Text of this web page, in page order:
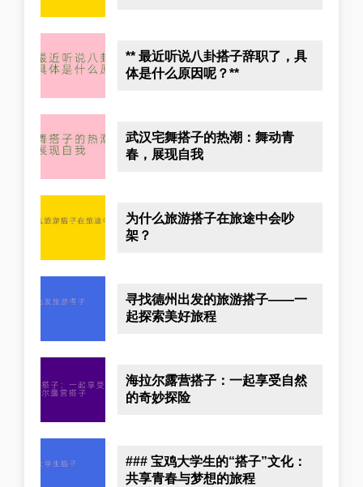
** 最近听说八卦搭子辞职了，具
体是什么原因呢？**
武汉宅舞搭子的热潮：舞动青
春，展现自我
为什么旅游搭子在旅途中会吵
架？
寻找德州出发的旅游搭子——一
起探索美好旅程
海拉尔露营搭子：一起享受自然
的奇妙探险
### 宝鸡大学生的“搭子”文化：
共享青春与梦想的旅程